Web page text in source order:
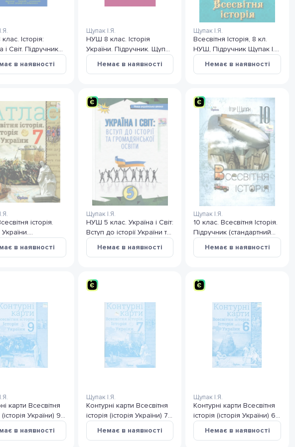
Історія:
і Світ. Підручник
курс. Щупак
в наявності
Щупак І.Я.
НУШ 8 клас. Історія
України. Підручник. Щупак
І. Я.
Немає в наявності
Щупак І.Я.
Всесвітня Історія, 8 кл.
НУШ, Підручник Щупак І.
Я.
Немає в наявності
історія.
України.
курс. 7 клас.
в наявності
Щупак І.Я.
НУШ 5 клас. Україна і Світ:
Вступ до історії України та
громадянської освіти.
Підручник. Власова Н.
Немає в наявності
Щупак І.Я.
10 клас. Всесвітня Історія.
Підручник (стандартний
рівень) 2023. Щупак І. Я.
Немає в наявності
карти Всесвітня
(історія України) 9
в наявності
Щупак І.Я.
Контурні карти Всесвітня
історія (історія України) 7
клас
Немає в наявності
Щупак І.Я.
Контурні карти Всесвітня
історія (історія України) 6
клас
Немає в наявності